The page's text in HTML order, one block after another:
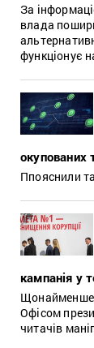
За
влада
функціонує
окупованих
Ппояснили
кампанія у
Щонайменше
Офісом
читачів